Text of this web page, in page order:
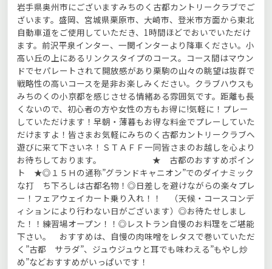
岩手県奥州市にございますみちのく古都カントリークラブでご
ざいます。盛岡、宮城県栗原市、大崎市、登米市方面から東北
自動車道をご使用していただき、1時間ほどでおいでいただけ
ます。前沢平泉インター、一関インターより降車ください。小
高い丘の上にあるリンクスタイプのコース。コース間はマウン
ドでセパレートされて開放感があり栗駒の山々の眺望は抜群で
戦略性の高いコースを是非お楽しみください。クラブハウスも
みちのくの小京都を感じさせる情緒ある雰囲気です。距離も長
くないので、初心者の方や女性の方もお得に!気軽に！プレー
していただけます！早朝・薄暮もお得な料金でプレーしていた
だけますよ！皆さまお気軽にみちのく古都カントリークラブへ
遊びに来て下さいネ！ＳＴＡＦＦ一同皆さまのお越しを心より
お待ちしております。 ★ 古都のおすすめポイン
ト ★◎１５Ｈの通称”グランドキャニオン”でのダイナミック
な打 ち下ろしは古都名物！◎日差しを避けながらの楽々プレ
ー！フェアウェイカート乗り入れ！！ （天候・コースコンデ
ィションにより行わない日がございます）◎お待たせしまし
た！！練習場オープン！！◎レストラン自慢のお料理をご堪能
下さい。 おすすめは、自慢の肉味噌をレタスで巻いていただ
く”古都 サラダ”、ジュウジュウと耳でも味わえる”もやし炒
め”などおすすめがいっぱいです！